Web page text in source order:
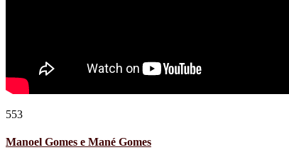
553
Manoel Gomes e Mané Gomes